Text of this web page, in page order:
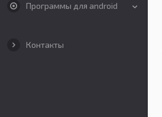
Программы для android
Контакты